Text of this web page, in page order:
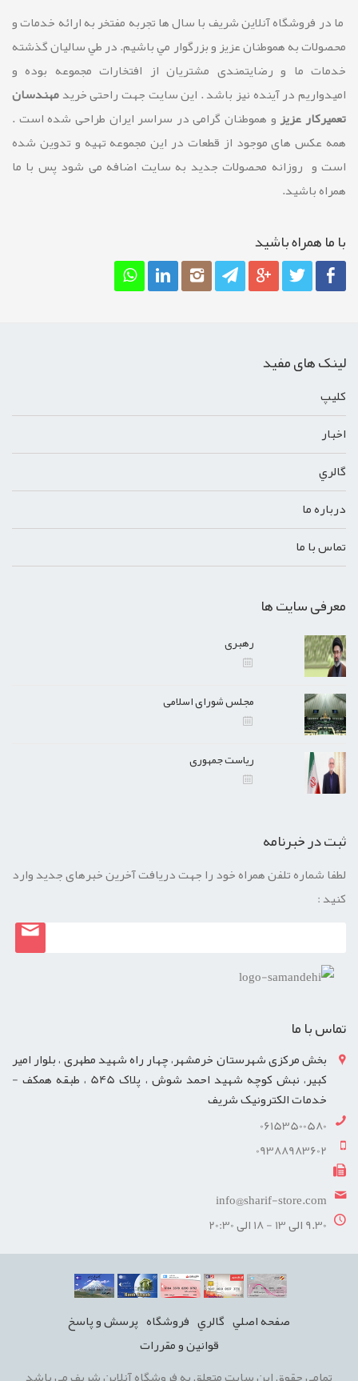
ما در فروشگاه آنلاین شريف با سال ها تجربه مفتخر به ارائه خدمات و
محصولات به هموطنان عزیز و بزرگوار مي باشيم. در طي ساليان گذشته
خدمات ما و رضايتمندی مشتريان از افتخارات مجموعه بوده و
امیدواریم در آینده نیز باشد . این سایت جهت راحتی خریدمهندسان
تعمیرکار عزیزو هموطنان گرامی در سراسر ایران طراحی شده است .
همه عکس های موجود از قطعات در این مجموعه تهیه و تدوین شده
است و روزانه محصولات جدید به سایت اضافه می شود پس با ما
همراه باشید.
با ما همراه باشيد
لینک های مفید
کليپ
اخبار
گالري
درباره ما
تماس با ما
معرفی سایت ها
رهبری
مجلس شورای اسلامی
ریاست جمهوری
ثبت در خبرنامه
لطفا شماره تلفن همراه خود را جهت دریافت آخرین خبرهای جدید وارد
کنید :
تماس با ما
بخش مرکزی شهرستان خرمشهر، چهار راه شهید مطهری ، بلوار امیر
کبیر، نبش کوچه شهید احمد شوش ، پلاک 545 ، طبقه همکف -
خدمات الکترونیک شریف
06153500580
09388983602
info@sharif-store.com
9.30 الی 13 - 18 الی 20:30
صفحه اصلي گالري فروشگاه پرسش و پاسخ
قوانين و مقررات